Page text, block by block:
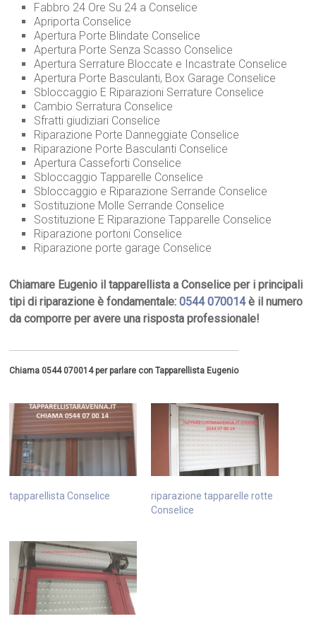
Fabbro 24 Ore Su 24 a Conselice
Apriporta Conselice
Apertura Porte Blindate Conselice
Apertura Porte Senza Scasso Conselice
Apertura Serrature Bloccate e Incastrate Conselice
Apertura Porte Basculanti, Box Garage Conselice
Sbloccaggio E Riparazioni Serrature Conselice
Cambio Serratura Conselice
Sfratti giudiziari Conselice
Riparazione Porte Danneggiate Conselice
Riparazione Porte Basculanti Conselice
Apertura Casseforti Conselice
Sbloccaggio Tapparelle Conselice
Sbloccaggio e Riparazione Serrande Conselice
Sostituzione Molle Serrande Conselice
Sostituzione E Riparazione Tapparelle Conselice
Riparazione portoni Conselice
Riparazione porte garage Conselice
Chiamare Eugenio il tapparellista a Conselice per i principali
tipi di riparazione è fondamentale:0544 070014è il numero
da comporre per avere una risposta professionale!
Chiama 0544 070014 per parlare con Tapparellista Eugenio
tapparellista Conselice
riparazione tapparelle rotte
Conselice